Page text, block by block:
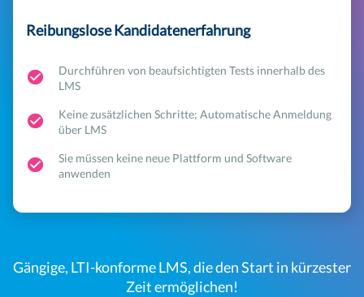
Reibungslose Kandidatenerfahrung
Durchführen von beaufsichtigten Tests innerhalb des
LMS
Keine zusätzlichen Schritte; Automatische Anmeldung
über LMS
Sie müssen keine neue Plattform und Software
anwenden
Gängige, LTI-konforme LMS, die den Start in kürzester
Zeit ermöglichen!